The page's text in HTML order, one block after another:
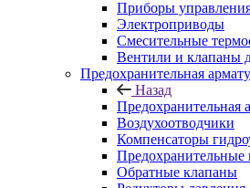
Приборы
Электроприводы
Смесительные
Вентили и клапаны
Предохранительная
Назад
Предохранительная
Воздухоотводчики
Компенсаторы
Предохранительные
Обратные клапаны